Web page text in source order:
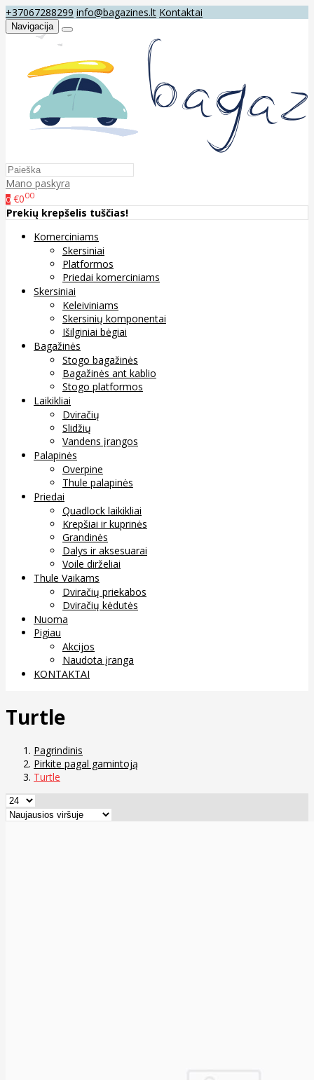
+37067288299 info@bagazines.lt Kontaktai
Navigacija
Mano paskyra
0 €000
Prekių krepšelis tuščias!
Komerciniams
Skersiniai
Platformos
Priedai komerciniams
Skersiniai
Keleiviniams
Skersinių komponentai
Išilginiai bėgiai
Bagažinės
Stogo bagažinės
Bagažinės ant kablio
Stogo platformos
Laikikliai
Dviračių
Slidžių
Vandens įrangos
Palapinės
Overpine
Thule palapinės
Priedai
Quadlock laikikliai
Krepšiai ir kuprinės
Grandinės
Dalys ir aksesuarai
Voile dirželiai
Thule Vaikams
Dviračių priekabos
Dviračių kėdutės
Nuoma
Pigiau
Akcijos
Naudota įranga
KONTAKTAI
Turtle
Pagrindinis
Pirkite pagal gamintoją
Turtle